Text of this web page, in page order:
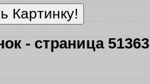
- страница 51363